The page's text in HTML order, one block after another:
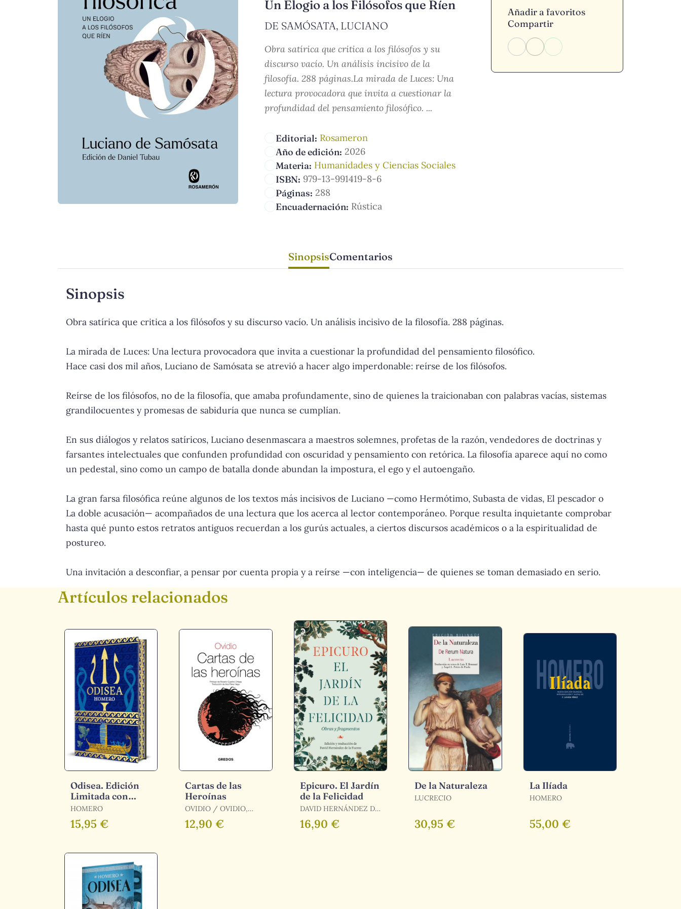
Un Elogio a los Filósofos que Ríen
DE SAMÓSATA, LUCIANO
Obra satírica que critica a los filósofos y su
discurso vacío. Un análisis incisivo de la
filosofía. 288 páginas.La mirada de Luces: Una
lectura provocadora que invita a cuestionar la
profundidad del pensamiento filosófico. ...
Editorial: Rosameron
Año de edición: 2026
Materia: Humanidades y Ciencias Sociales
ISBN: 979-13-991419-8-6
Páginas: 288
Encuadernación: Rústica
Añadir a favoritos
Compartir
SinopsisComentarios
Sinopsis
Obra satírica que critica a los filósofos y su discurso vacío. Un análisis incisivo de la filosofía. 288 páginas.
La mirada de Luces: Una lectura provocadora que invita a cuestionar la profundidad del pensamiento filosófico.
Hace casi dos mil años, Luciano de Samósata se atrevió a hacer algo imperdonable: reírse de los filósofos.
Reírse de los filósofos, no de la filosofía, que amaba profundamente, sino de quienes la traicionaban con palabras vacías, sistemas
grandilocuentes y promesas de sabiduría que nunca se cumplían.
En sus diálogos y relatos satíricos, Luciano desenmascara a maestros solemnes, profetas de la razón, vendedores de doctrinas y
farsantes intelectuales que confunden profundidad con oscuridad y pensamiento con retórica. La filosofía aparece aquí no como
un pedestal, sino como un campo de batalla donde abundan la impostura, el ego y el autoengaño.
La gran farsa filosófica reúne algunos de los textos más incisivos de Luciano —como Hermótimo, Subasta de vidas, El pescador o
La doble acusación— acompañados de una lectura que los acerca al lector contemporáneo. Porque resulta inquietante comprobar
hasta qué punto estos retratos antiguos recuerdan a los gurús actuales, a ciertos discursos académicos o a la espiritualidad de
postureo.
Una invitación a desconfiar, a pensar por cuenta propia y a reírse —con inteligencia— de quienes se toman demasiado en serio.
Artículos relacionados
Odisea. Edición
Limitada con
Cantos Decorados
HOMERO
15,95 €
Cartas de las
Heroínas
OVIDIO / OVIDIO,
OVIDIO
12,90 €
Epicuro. El Jardín
de la Felicidad
DAVID HERNÁNDEZ DE
LA FUENTE, EPICURO
/ HERNÁNDEZ DE LA
16,90 €
De la Naturaleza
LUCRECIO
30,95 €
La Ilíada
HOMERO
55,00 €